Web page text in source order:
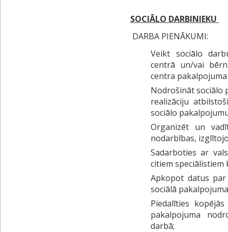
SOCIĀLO DARBINIEKU
DARBA PIENĀKUMI:
Veikt sociālo
centrā un/vai
centra
Nodrošināt sociālo
realizāciju
sociālo
Organizēt un
nodarbības,
Sadarboties ar
citiem
Apkopot datus
sociālā
Piedalīties
pakalpojuma
darbā;